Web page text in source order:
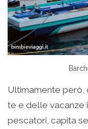
Ultimamente però,
te e delle vacanze
pescatori, capita